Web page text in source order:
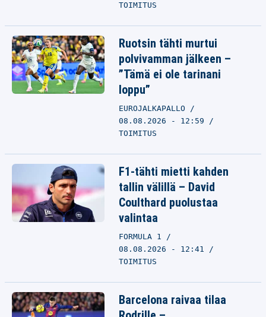
TOIMITUS
Ruotsin tähti murtui
polvivamman jälkeen –
”Tämä ei ole tarinani
loppu”
EUROJALKAPALLO
08.08.2026 - 12:59
TOIMITUS
F1-tähti mietti kahden
tallin välillä – David
Coulthard puolustaa
valintaa
FORMULA 1
08.08.2026 - 12:41
TOIMITUS
Barcelona raivaa tilaa